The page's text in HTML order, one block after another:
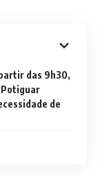
das 9h30,
Potiguar
de